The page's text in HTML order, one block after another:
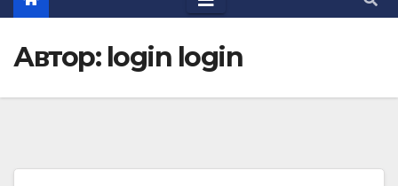
Автор: login login